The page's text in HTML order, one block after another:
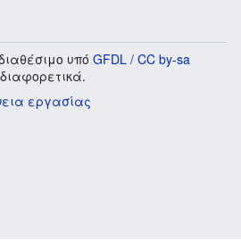
υπό GFDL / CC by-sa
εργασίας